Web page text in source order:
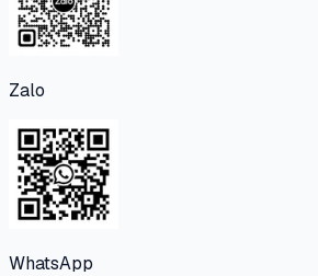
Zalo
WhatsApp